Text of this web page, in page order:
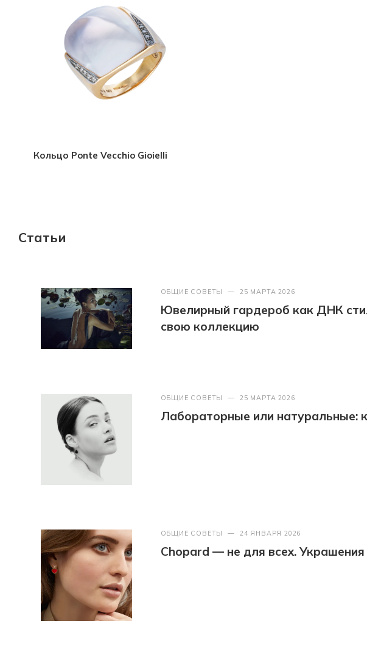
Кольцо Ponte Vecchio Gioielli
Статьи
ОБЩИЕ СОВЕТЫ — 25 МАРТА 2026
Ювелирный гардероб как ДНК
свою коллекцию
ОБЩИЕ СОВЕТЫ — 25 МАРТА 2026
Лабораторные или натуральные:
ОБЩИЕ СОВЕТЫ — 24 ЯНВАРЯ 2026
Chopard — не для всех.